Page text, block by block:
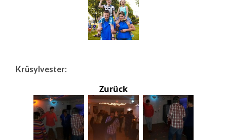
Krüsylvester:
Zurück